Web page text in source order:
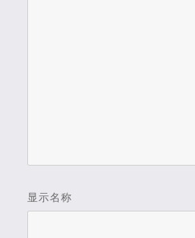
显示名称